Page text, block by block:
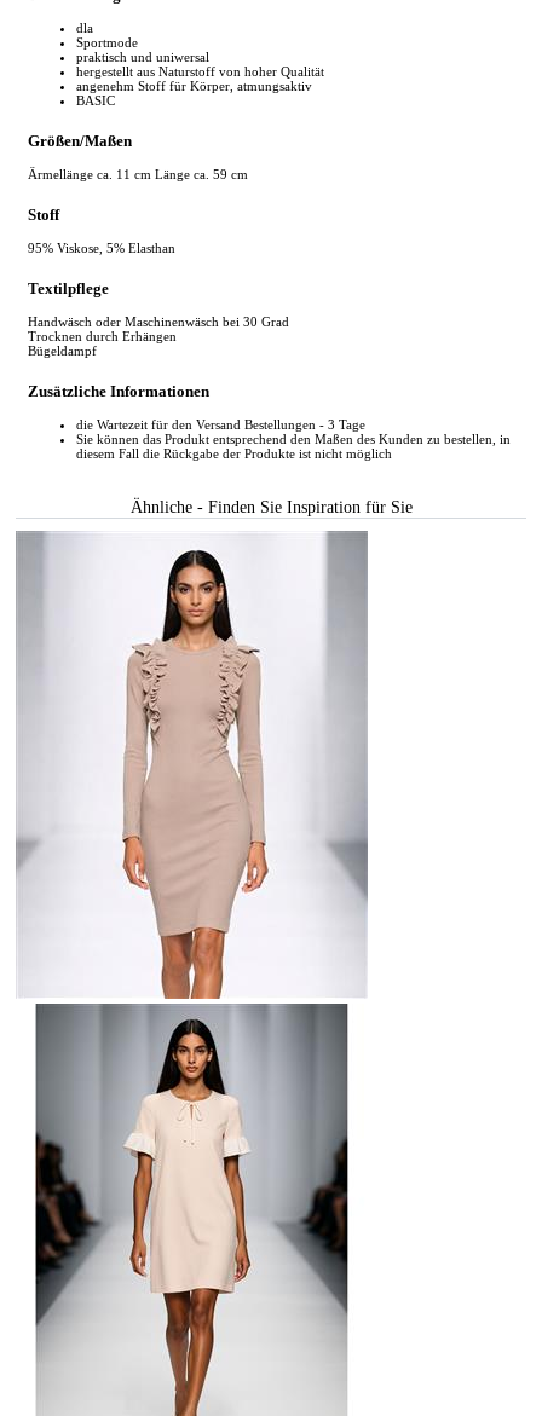
dla
Sportmode
praktisch und uniwersal
hergestellt aus Naturstoff von hoher Qualität
angenehm Stoff für Körper, atmungsaktiv
BASIC
Größen/Maßen
Ärmellänge ca. 11 cm Länge ca. 59 cm
Stoff
95% Viskose, 5% Elasthan
Textilpflege
Handwäsch oder Maschinenwäsch bei 30 Grad
Trocknen durch Erhängen
Bügeldampf
Zusätzliche Informationen
die Wartezeit für den Versand Bestellungen - 3 Tage
Sie können das Produkt entsprechend den Maßen des Kunden zu bestellen, in
diesem Fall die Rückgabe der Produkte ist nicht möglich
Ähnliche - Finden Sie Inspiration für Sie